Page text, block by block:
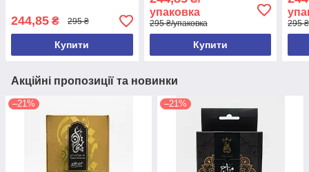
244,85 ₴ 295 ₴
Купити
ОРИГІНАЛ
упаковка
295 ₴/упаковка
Купити
295
Акційні пропозиції та новинки
–21% –21%